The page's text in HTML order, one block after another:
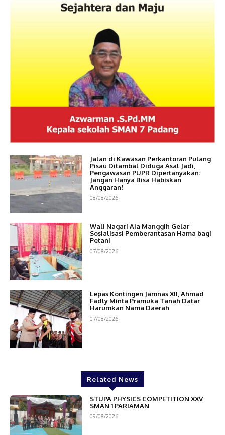
Jalan di Kawasan Perkantoran Pulang
Pisau Ditambal Diduga Asal Jadi,
Pengawasan PUPR Dipertanyakan:
Jangan Hanya Bisa Habiskan
Anggaran!
08/08/2026
Wali Nagari Aia Manggih Gelar
Sosialisasi Pemberantasan Hama bagi
Petani
07/08/2026
Lepas Kontingen Jamnas XII, Ahmad
Fadly Minta Pramuka Tanah Datar
Harumkan Nama Daerah
07/08/2026
Related News
STUPA PHYSICS COMPETITION XXV
SMAN 1 PARIAMAN
09/08/2026